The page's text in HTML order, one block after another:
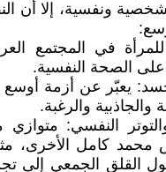
ونفسية، إلا أن
في المجتمع
على الصحة النفسية.
يعبّر عن أزمة أوسع
والجاذبية والرغبة.
النفسي:
محمد كامل الأخرى،
القلق الجمعي إلى